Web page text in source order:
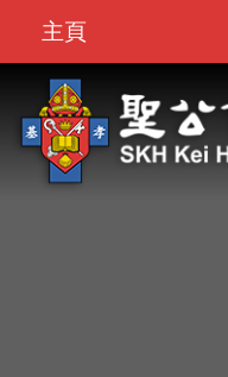
移至主內容
Bar
主頁